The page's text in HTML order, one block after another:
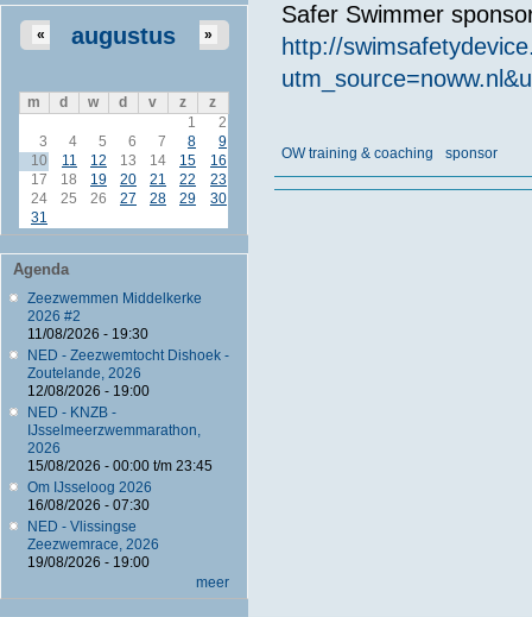
augustus
« »
m d w d v z
z
1
2
3
4 5 6 7 8
9
10
11 12 13 14 15
16
17
18 19 20 21 22
23
24
25 26 27 28 29
30
31
Agenda
Zeezwemmen Middelkerke
2026 #2
11/08/2026 - 19:30
NED - Zeezwemtocht Dishoek -
Zoutelande, 2026
12/08/2026 - 19:00
NED - KNZB -
IJsselmeerzwemmarathon,
2026
15/08/2026 - 00:00t/m 23:45
Om IJsseloog 2026
16/08/2026 - 07:30
NED - Vlissingse
Zeezwemrace, 2026
19/08/2026 - 19:00
meer
Safer Swimmer
http://
OW training & coaching sponsor